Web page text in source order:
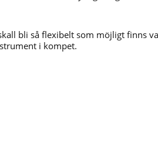
bli så flexibelt som möjligt finns
i kompet.